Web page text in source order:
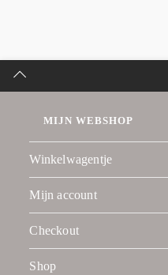
MIJN WEBSHOP
Winkelwagentje
Mijn account
Checkout
Shop